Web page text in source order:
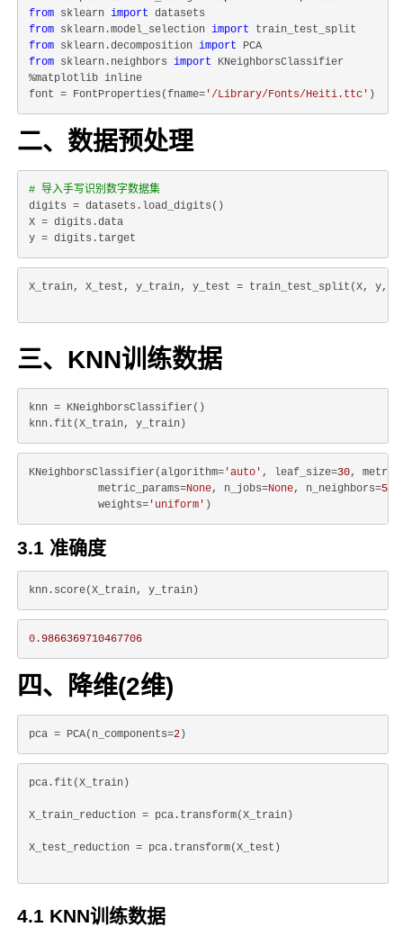
from sklearn import
from sklearn.model_selection import
from sklearn.decomposition import
from sklearn.neighbors import KNeighborsClassifier
%matplotlib inline
font = FontProperties(fname= '/Library/Fonts/Heiti.ttc'
二、数据预处理
# 导入手写识别数字数据集
digits = datasets.load_digits()
X = digits.data
X_train, X_test, y_train, y_test = train_test_split(X, y,
三、KNN训练数据
knn = KNeighborsClassifier()
KNeighborsClassifier(algorithm= 'auto' , leaf_size=30,
           metric_params=
None, n_jobs=None, n_neighbors=5
           weights=
'uniform'
3.1 准确度
0 .9866369710467706
四、降维(2维)
pca = PCA(n_components=2
pca.fit(X_train)
X_train_reduction = pca.transform(X_train)
X_test_reduction = pca.transform(X_test)
4.1 KNN训练数据